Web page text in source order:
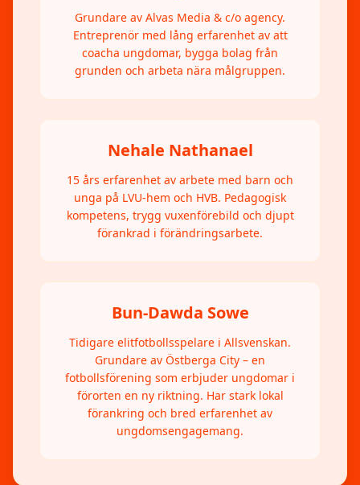
Grundare av Alvas Media & c/o agency.
Entreprenör med lång erfarenhet av att
coacha ungdomar, bygga bolag från
grunden och arbeta nära målgruppen.
Nehale Nathanael
15 års erfarenhet av arbete med barn och
unga på LVU-hem och HVB. Pedagogisk
kompetens, trygg vuxenförebild och djupt
förankrad i förändringsarbete.
Bun-Dawda Sowe
Tidigare elitfotbollsspelare i Allsvenskan.
Grundare av Östberga City – en
fotbollsförening som erbjuder ungdomar i
förorten en ny riktning. Har stark lokal
förankring och bred erfarenhet av
ungdomsengagemang.